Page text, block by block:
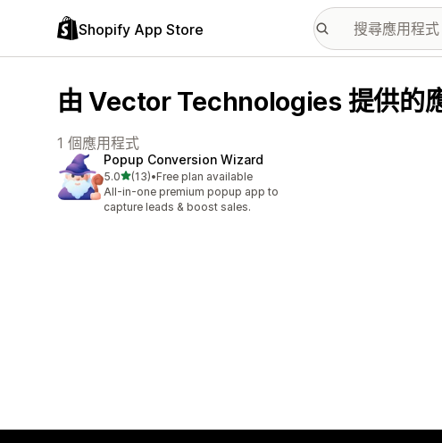
Shopify App Store
由 Vector Technologies 提供的
1 個應用程式
Popup Conversion Wizard
5.0滿分 5 顆星
(13)
共有 13 則評價
•Free plan available
All-in-one premium popup app to
capture leads & boost sales.